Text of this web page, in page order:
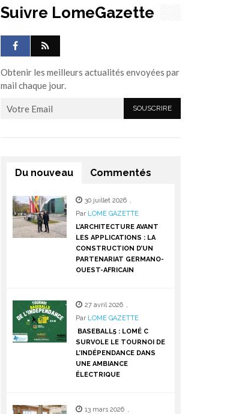
Suivre LomeGazette
Obtenir les meilleurs actualités envoyées par
mail chaque jour.
Du nouveau Commentés
30 juillet 2026 ,
Par LOME GAZETTE
L’ARCHITECTURE AVANT
LES APPLICATIONS : LA
CONSTRUCTION D’UN
PARTENARIAT GERMANO-
OUEST-AFRICAIN
27 avril 2026 ,
Par LOME GAZETTE
BASEBALL5 : LOMÉ C
SURVOLE LE TOURNOI DE
L’INDÉPENDANCE DANS
UNE AMBIANCE
ÉLECTRIQUE
13 mars 2026 ,